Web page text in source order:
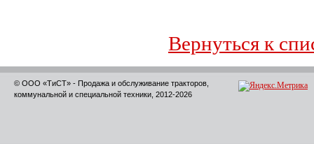
Вернуться к
© ООО «ТиСТ» - Продажа и обслуживание тракторов,
коммунальной и специальной техники, 2012-2026